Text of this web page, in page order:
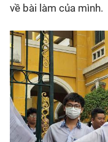
về bài làm của mình.